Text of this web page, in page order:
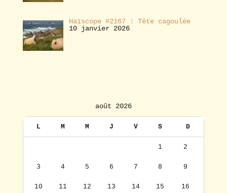
Haïscope #2167 : Tête cagoulée
10 janvier 2026
août 2026
L M M J V S D
1 2
3 4 5 6 7 8 9
10 11 12 13 14 15 16